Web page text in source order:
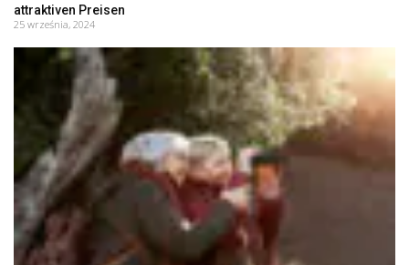
attraktiven Preisen
25 września, 2024